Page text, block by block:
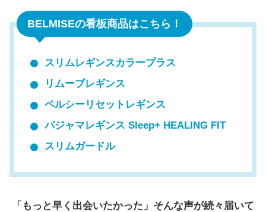
BELMISEの看板商品はこちら！
スリムレギンスカラープラス
リムーブレギンス
ペルシーリセットレギンス
パジャマレギンス Sleep+ HEALING FIT
スリムガードル
「もっと早く出会いたかった」そんな声が続々届いて